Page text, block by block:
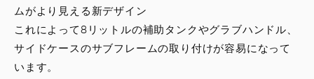
ムがより見える新デザイン
これによって8リットルの補助タンクやグラブハンドル、
サイドケースのサブフレームの取り付けが容易になって
います。